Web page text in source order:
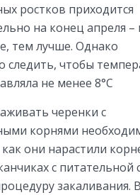
ростков приходится
на конец апреля –
тем лучше. Однако
следить, чтобы
не менее 8°С
черенки с
корнями
как они нарастили
с питательной
закаливания.